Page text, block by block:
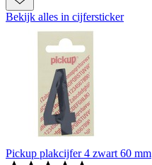
Bekijk alles in cijfersticker
Pickup plakcijfer 4 zwart 60 mm